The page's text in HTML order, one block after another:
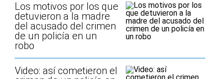
Los motivos por los que
detuvieron a la madre
del acusado del crimen
de un policía en un
robo
Video: así cometieron el